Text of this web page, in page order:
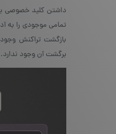
داشتن کلید خصوصی
تمامی موجودی را به
بازگشت تراکنش
برگشت آن وجود ندارد.